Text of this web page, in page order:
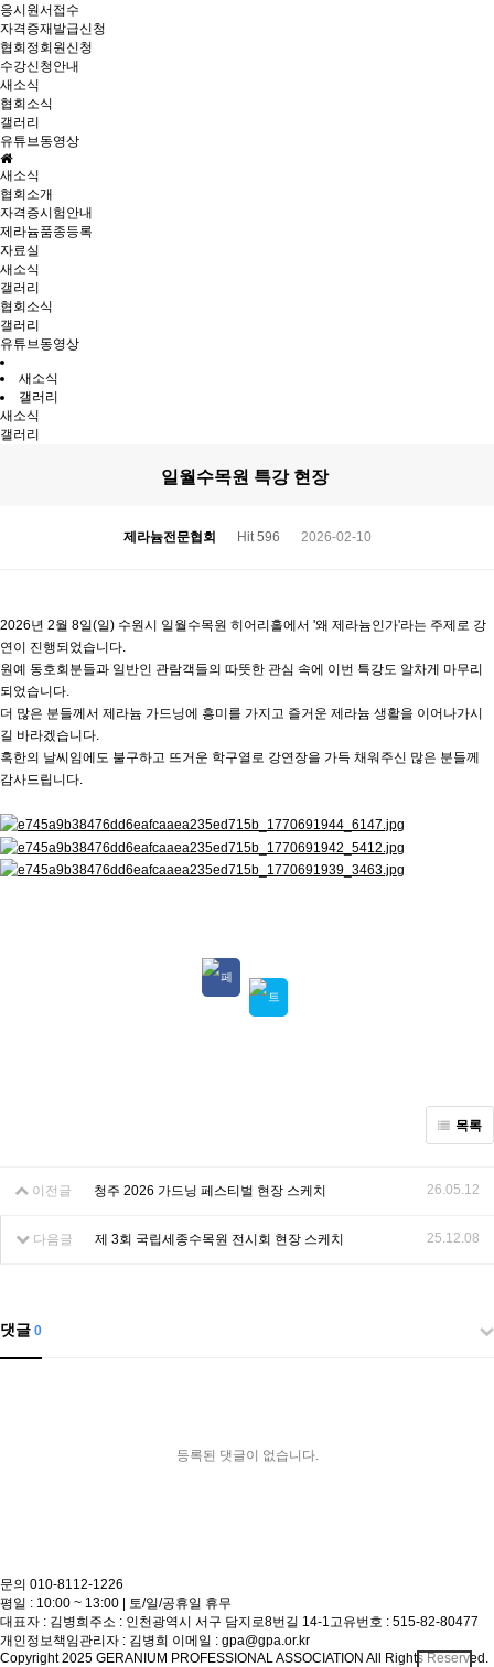
응시원서접수
자격증재발급신청
협회정회원신청
수강신청안내
새소식
협회소식
갤러리
유튜브동영상
새소식
협회소개
자격증시험안내
제라늄품종등록
자료실
새소식
갤러리
협회소식
갤러리
유튜브동영상
새소식
갤러리
새소식
갤러리
일월수목원 특강 현장
제라늄전문협회 Hit 596 2026-02-10
2026년 2월 8일(일) 수원시 일월수목원 히어리홀에서 '왜 제라늄인가'라는 주제로 강
연이 진행되었습니다.
원예 동호회분들과 일반인 관람객들의 따뜻한 관심 속에 이번 특강도 알차게 마무리
되었습니다.
더 많은 분들께서 제라늄 가드닝에 흥미를 가지고 즐거운 제라늄 생활을 이어나가시
길 바라겠습니다.
혹한의 날씨임에도 불구하고 뜨거운 학구열로 강연장을 가득 채워주신 많은 분들께
감사드립니다.
목록
이전글 청주 2026 가드닝 페스티벌 현장 스케치 26.05.12
다음글 제 3회 국립세종수목원 전시회 현장 스케치 25.12.08
댓글 0
등록된 댓글이 없습니다.
문의 010-8112-1226
평일 : 10:00 ~ 13:00 | 토/일/공휴일 휴무
대표자 : 김병희 주소 : 인천광역시 서구 담지로8번길 14-1고유번호 : 515-82-80477
개인정보책임관리자 : 김병희 이메일 : gpa@gpa.or.kr
Copyright 2025 GERANIUM PROFESSIONAL ASSOCIATION All Rights Reserved.